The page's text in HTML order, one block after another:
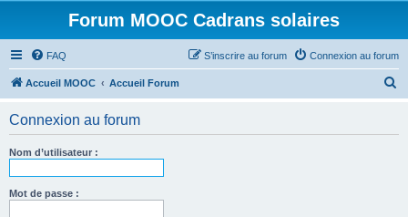
Forum MOOC Cadrans solaires
FAQ Connexion au forum
S’inscrire au forum
Accueil MOOC Accueil Forum
Connexion au forum
Nom d’utilisateur :
Mot de passe :